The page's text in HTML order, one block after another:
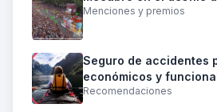
Menciones y premios
Seguro de accidentes
económicos y
Recomendaciones